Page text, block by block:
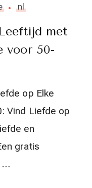
nl
met
voor 50-
op Elke
Vind Liefde op
en
gratis
…